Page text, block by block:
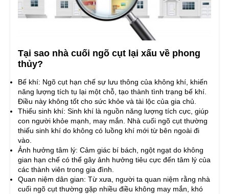
Tại sao nhà cuối ngõ cụt lại xấu về phong
thủy?
Bế khí: Ngõ cụt hạn chế sự lưu thông của không khí, khiến
năng lượng tích tụ lại một chỗ, tạo thành tình trạng bế khí.
Điều này không tốt cho sức khỏe và tài lộc của gia chủ.
Thiếu sinh khí: Sinh khí là nguồn năng lượng tích cực, giúp
con người khỏe mạnh, may mắn. Nhà cuối ngõ cụt thường
thiếu sinh khí do không có luồng khí mới từ bên ngoài đi
vào.
Ảnh hưởng tâm lý: Cảm giác bí bách, ngột ngạt do không
gian hạn chế có thể gây ảnh hưởng tiêu cực đến tâm lý của
các thành viên trong gia đình.
Quan niệm dân gian: Từ xưa, người ta quan niệm rằng nhà
cuối ngõ cụt thường gặp nhiều điều không may mắn, khó